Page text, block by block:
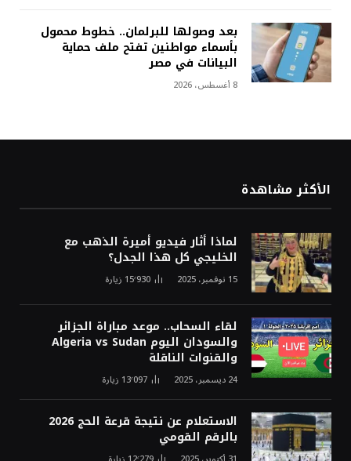
بعد وصولها للبرلمان.. خطوط محمول
بأسماء مواطنين تفتح ملف حماية
البيانات في مصر
8 أغسطس، 2026
الأكثر مشاهدة
لماذا أثار فيديو أميرة الذهب مع
الخليجي كل هذا الجدل؟
15 نوفمبر، 2025 15٬930 زيارة
لقاء السحاب.. موعد مباراة الجزائر
والسودان اليوم Algeria vs Sudan
والقنوات الناقلة
24 ديسمبر، 2025 13٬097 زيارة
الاستعلام عن نتيجة قرعة الحج 2026
بالرقم القومي